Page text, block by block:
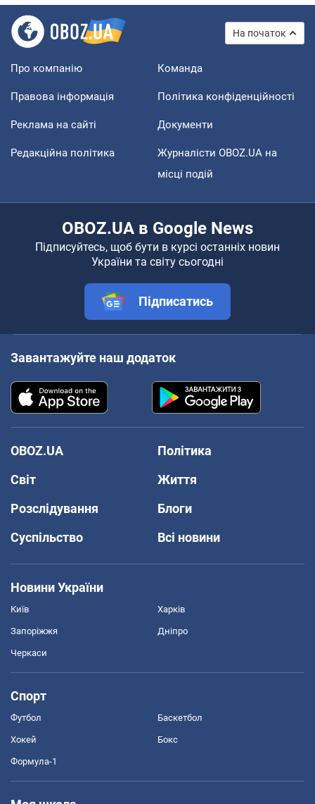
На початок
Про компанію Команда
Правова інформація Політика конфіденційності
Реклама на сайті Документи
Редакційна політика
Журналісти OBOZ.UA на
місці подій
OBOZ.UA в Google News
Підписуйтесь, щоб бути в курсі останніх новин
України та світу сьогодні
Підписатись
Завантажуйте наш додаток
OBOZ.UA
Політика
Світ
Життя
Розслідування
Блоги
Суспільство
Всі новини
Новини України
Київ Харків
Запоріжжя Дніпро
Черкаси
Спорт
Футбол Баскетбол
Хокей Бокс
Формула-1